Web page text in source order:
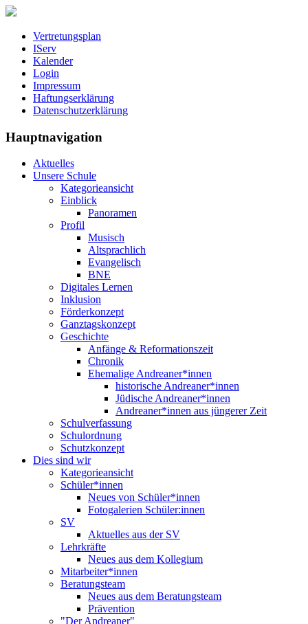
Vertretungsplan
IServ
Kalender
Login
Impressum
Haftungserklärung
Datenschutzerklärung
Hauptnavigation
Aktuelles
Unsere Schule
Kategorieansicht
Einblick
Panoramen
Profil
Musisch
Altsprachlich
Evangelisch
BNE
Digitales Lernen
Inklusion
Förderkonzept
Ganztagskonzept
Geschichte
Anfänge & Reformationszeit
Chronik
Ehemalige Andreaner*innen
historische Andreaner*innen
Jüdische Andreaner*innen
Andreaner*innen aus jüngerer Zeit
Schulverfassung
Schulordnung
Schutzkonzept
Dies sind wir
Kategorieansicht
Schüler*innen
Neues von Schüler*innen
Fotogalerien Schüler:innen
SV
Aktuelles aus der SV
Lehrkräfte
Neues aus dem Kollegium
Mitarbeiter*innen
Beratungsteam
Neues aus dem Beratungsteam
Prävention
"Der Andreaner"